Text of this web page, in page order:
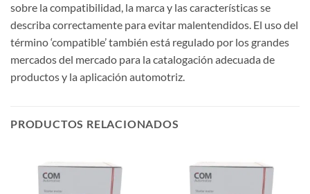
sobre la compatibilidad, la marca y las características se
describa correctamente para evitar malentendidos. El uso del
término ‘compatible’ también está regulado por los grandes
mercados del mercado para la catalogación adecuada de
productos y la aplicación automotriz.
PRODUCTOS RELACIONADOS